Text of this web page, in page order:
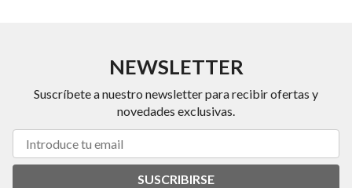
NEWSLETTER
Suscríbete a nuestro newsletter para recibir ofertas y
novedades exclusivas.
SUSCRIBIRSE